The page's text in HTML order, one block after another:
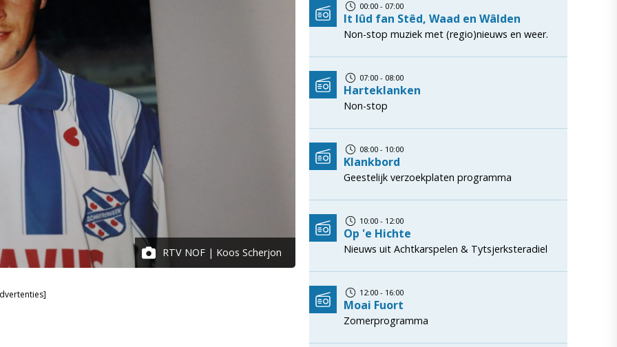
RTV NOF | Koos Scherjon
00:00 - 07:00
It lûd fan Stêd, Waad en Wâlden
Non-stop muziek met (regio)nieuws en weer.
07:00 - 08:00
Harteklanken
Non-stop
08:00 - 10:00
Klankbord
Geestelijk verzoekplaten programma
10:00 - 12:00
Op 'e Hichte
Nieuws uit Achtkarspelen & Tytsjerksteradiel
12:00 - 16:00
Moai Fuort
Zomerprogramma